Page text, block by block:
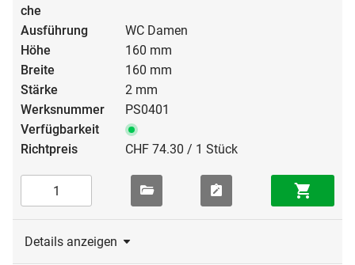
WC Damen
160 mm
160 mm
2 mm
PS0401
CHF 74.30 / 1 Stück
Details anzeigen